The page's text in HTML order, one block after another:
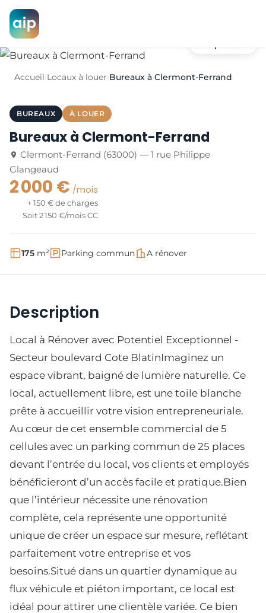
Accueil/Locaux à louer/Bureaux à Clermont-Ferrand
BUREAUX À LOUER
Bureaux à Clermont-Ferrand
Clermont-Ferrand (63000) — 1 rue Philippe
Glangeaud
2 000 € /mois
+ 150 € de charges
Soit 2 150 €/mois CC
175 m² Parking commun A rénover
Description
Local à Rénover avec Potentiel Exceptionnel -
Secteur boulevard Cote BlatinImaginez un
espace vibrant, baigné de lumière naturelle. Ce
local, actuellement libre, est une toile blanche
prête à accueillir votre vision entrepreneuriale.
Au cœur de cet ensemble commercial de 5
cellules avec un parking commun de 25 places
devant l’entrée du local, vos clients et employés
bénéficieront d’un accès facile et pratique.Bien
que l’intérieur nécessite une rénovation
complète, cela représente une opportunité
unique de créer un espace sur mesure, reflétant
parfaitement votre entreprise et vos
besoins.Situé dans un quartier dynamique au
flux véhicule et piéton important, ce local est
idéal pour attirer une clientèle variée. Ce bien